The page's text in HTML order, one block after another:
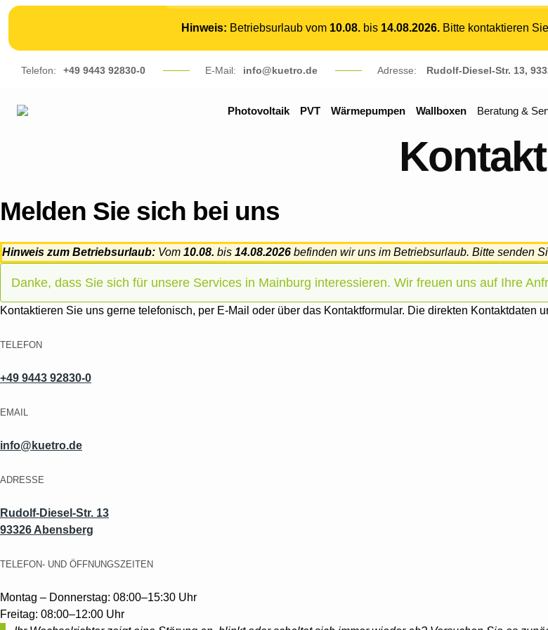
Hinweis: Betriebsurlaub vom 10.08. bis 14.08.2026. Bitte kontaktieren
Telefon: +49 9443 92830-0 E-Mail: info@kuetro.de Adresse: Rudolf-Diesel-Str. 13,
Photovoltaik PVT Wärmepumpen Wallboxen Beratung &
Kontakt
Melden Sie sich bei uns
Hinweis zum Betriebsurlaub: Vom 10.08. bis 14.08.2026 befinden wir uns im Betriebsurlaub. Bitte senden
Danke, dass Sie sich für unsere Services in Mainburg interessieren. Wir freuen uns auf Ihre
Kontaktieren Sie uns gerne telefonisch, per E-Mail oder über das Kontaktformular. Die direkten Kontaktdaten
TELEFON
+49 9443 92830-0
EMAIL
info@kuetro.de
ADRESSE
Rudolf-Diesel-Str. 13
93326 Abensberg
TELEFON- UND ÖFFNUNGSZEITEN
Montag – Donnerstag: 08:00–15:30 Uhr
Freitag: 08:00–12:00 Uhr